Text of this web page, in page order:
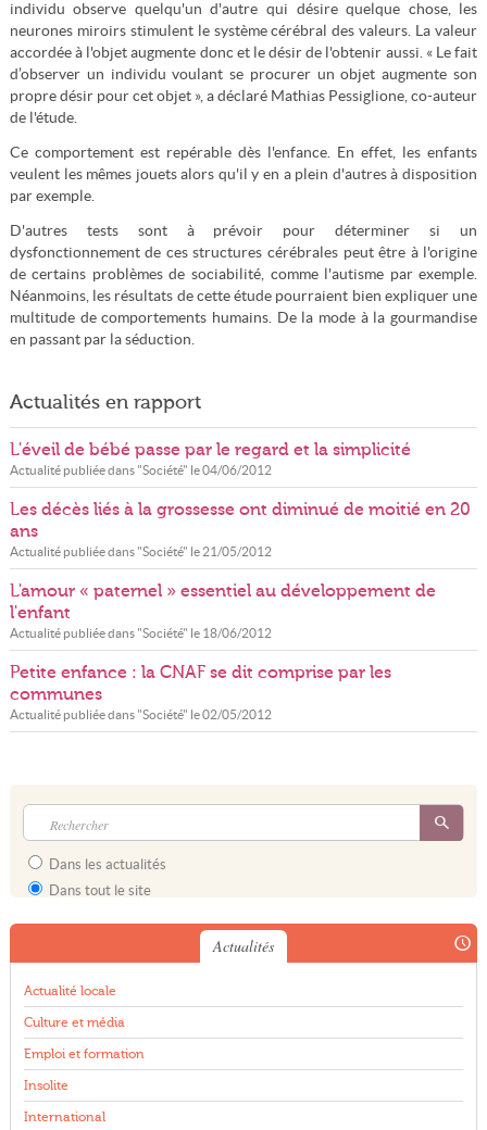
individu observe quelqu'un d'autre qui désire quelque chose, les
neurones miroirs stimulent le système cérébral des valeurs. La valeur
accordée à l'objet augmente donc et le désir de l'obtenir aussi. « Le fait
d’observer un individu voulant se procurer un objet augmente son
propre désir pour cet objet », a déclaré Mathias Pessiglione, co-auteur
de l'étude.
Ce comportement est repérable dès l'enfance. En effet, les enfants
veulent les mêmes jouets alors qu'il y en a plein d'autres à disposition
par exemple.
D'autres tests sont à prévoir pour déterminer si un
dysfonctionnement de ces structures cérébrales peut être à l'origine
de certains problèmes de sociabilité, comme l'autisme par exemple.
Néanmoins, les résultats de cette étude pourraient bien expliquer une
multitude de comportements humains. De la mode à la gourmandise
en passant par la séduction.
Actualités en rapport
L'éveil de bébé passe par le regard et la simplicité
Actualité publiée dans "Société" le04/06/2012
Les décès liés à la grossesse ont diminué de moitié en 20
ans
Actualité publiée dans "Société" le 21/05/2012
L'amour « paternel » essentiel au développement de
l'enfant
Actualité publiée dans "Société" le 18/06/2012
Petite enfance : la CNAF se dit comprise par les
communes
Actualité publiée dans "Société" le02/05/2012
Dans les actualités
Dans tout le site
Actualités
Actualité locale
Culture et média
Emploi et formation
Insolite
International